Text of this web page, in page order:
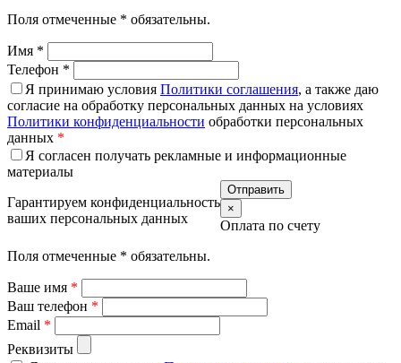
Поля отмеченные * обязательны.
Имя *
Телефон *
Я принимаю условия Политики соглашения, а также даю
согласие на обработку персональных данных на условиях
Политики конфиденциальности обработки персональных
данных *
Я согласен получать рекламные и информационные
материалы
Гарантируем конфиденциальность
ваших персональных данных
×
Оплата по счету
Поля отмеченные * обязательны.
Ваше имя *
Ваш телефон *
Email *
Реквизиты